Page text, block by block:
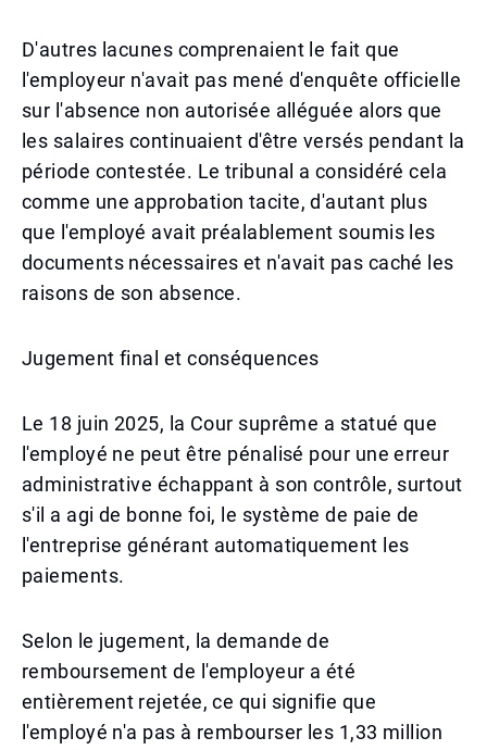
D'autres lacunes comprenaient le fait que
l'employeur n'avait pas mené d'enquête officielle
sur l'absence non autorisée alléguée alors que
les salaires continuaient d'être versés pendant la
période contestée. Le tribunal a considéré cela
comme une approbation tacite, d'autant plus
que l'employé avait préalablement soumis les
documents nécessaires et n'avait pas caché les
raisons de son absence.
Jugement final et conséquences
Le 18 juin 2025, la Cour suprême a statué que
l'employé ne peut être pénalisé pour une erreur
administrative échappant à son contrôle, surtout
s'il a agi de bonne foi, le système de paie de
l'entreprise générant automatiquement les
paiements.
Selon le jugement, la demande de
remboursement de l'employeur a été
entièrement rejetée, ce qui signifie que
l'employé n'a pas à rembourser les 1,33 million